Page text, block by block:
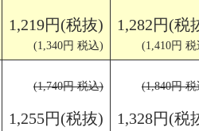
1,219円(税抜)
(1,340円 税込)
1,282円(税
(1,410円
(1,740円 税込)
1,255円(税抜)
(1,840円
1,328円(税